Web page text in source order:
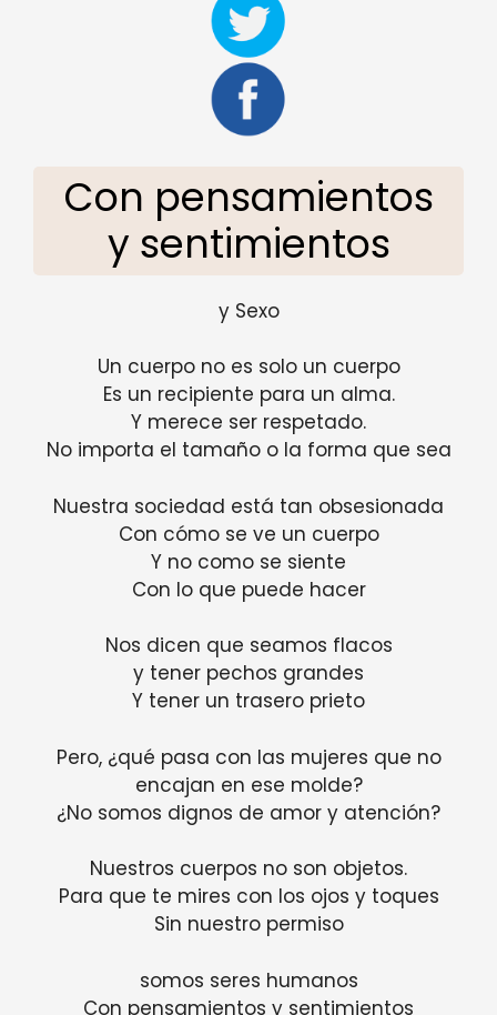
Con pensamientos
y sentimientos
y Sexo
Un cuerpo no es solo un cuerpo
Es un recipiente para un alma.
Y merece ser respetado.
No importa el tamaño o la forma que sea
Nuestra sociedad está tan obsesionada
Con cómo se ve un cuerpo
Y no como se siente
Con lo que puede hacer
Nos dicen que seamos flacos
y tener pechos grandes
Y tener un trasero prieto
Pero, ¿qué pasa con las mujeres que no
encajan en ese molde?
¿No somos dignos de amor y atención?
Nuestros cuerpos no son objetos.
Para que te mires con los ojos y toques
Sin nuestro permiso
somos seres humanos
Con pensamientos y sentimientos